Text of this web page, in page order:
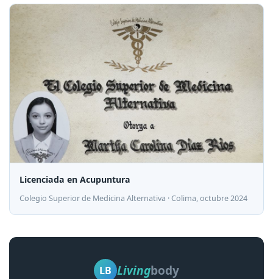
Licenciada en Acupuntura
Colegio Superior de Medicina Alternativa · Colima, octubre 2024
LB Livingbody